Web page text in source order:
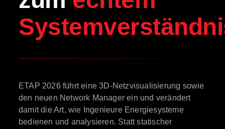
ETAP 2026 führt eine 3D-Netzvisualisierung sowie
den neuen Network Manager ein und verändert
damit die Art, wie Ingenieure Energiesysteme
bedienen und analysieren. Statt statischer